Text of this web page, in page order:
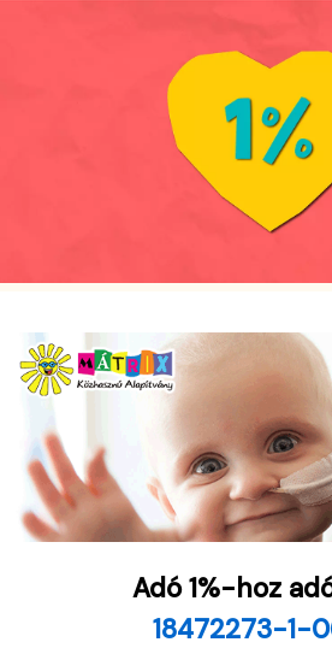
Adó 1%-hoz
18472273-1-